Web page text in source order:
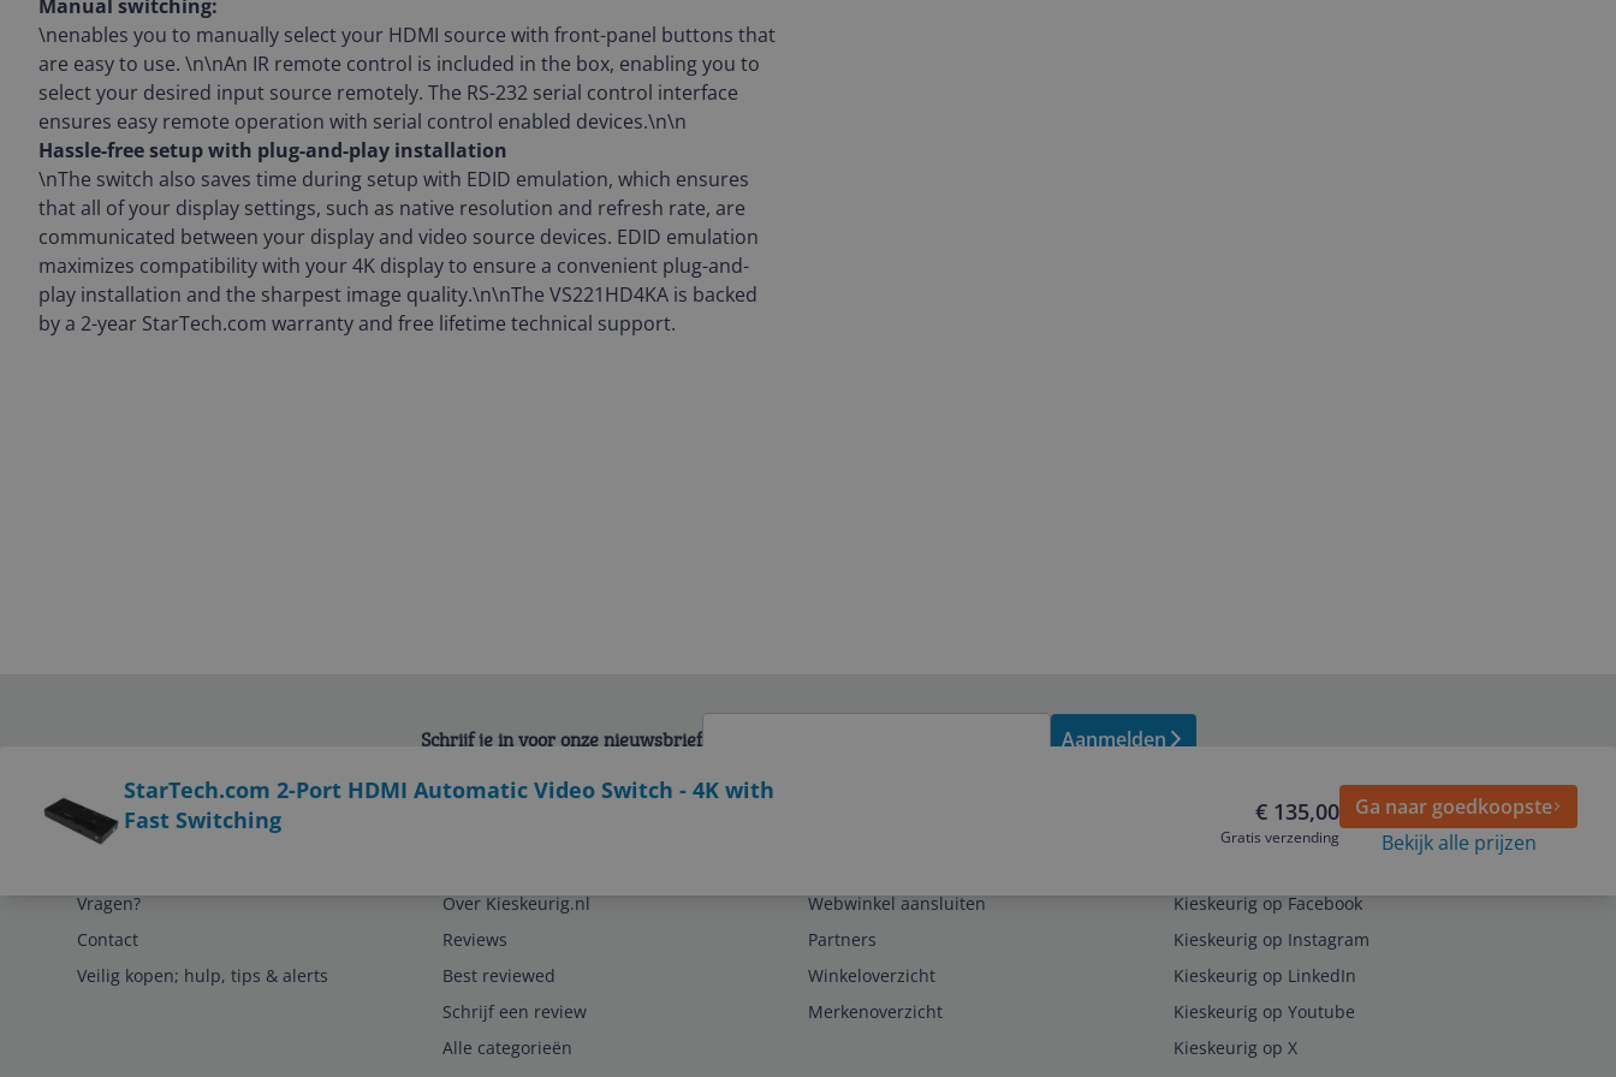
Manual switching:
\nenables you to manually select your HDMI source with front-panel buttons that
are easy to use. \n\nAn IR remote control is included in the box, enabling you to
select your desired input source remotely. The RS-232 serial control interface
ensures easy remote operation with serial control enabled devices.\n\n
Hassle-free setup with plug-and-play installation
\nThe switch also saves time during setup with EDID emulation, which ensures
that all of your display settings, such as native resolution and refresh rate, are
communicated between your display and video source devices. EDID emulation
maximizes compatibility with your 4K display to ensure a convenient plug-and-
play installation and the sharpest image quality.\n\nThe VS221HD4KA is backed
by a 2-year StarTech.com warranty and free lifetime technical support.
StarTech.com 2-Port HDMI Automatic Video Switch - 4K with
Fast Switching
€ 135,00
Gratis verzending
Ga naar goedkoopste
Bekijk alle prijzen
Schrijf je in voor onze nieuwsbrief Aanmelden
Vragen?
Contact
Veilig kopen; hulp, tips & alerts
Over Kieskeurig.nl
Reviews
Best reviewed
Schrijf een review
Alle categorieën
Webwinkel aansluiten
Partners
Winkeloverzicht
Merkenoverzicht
Kieskeurig op Facebook
Kieskeurig op Instagram
Kieskeurig op LinkedIn
Kieskeurig op Youtube
Kieskeurig op X